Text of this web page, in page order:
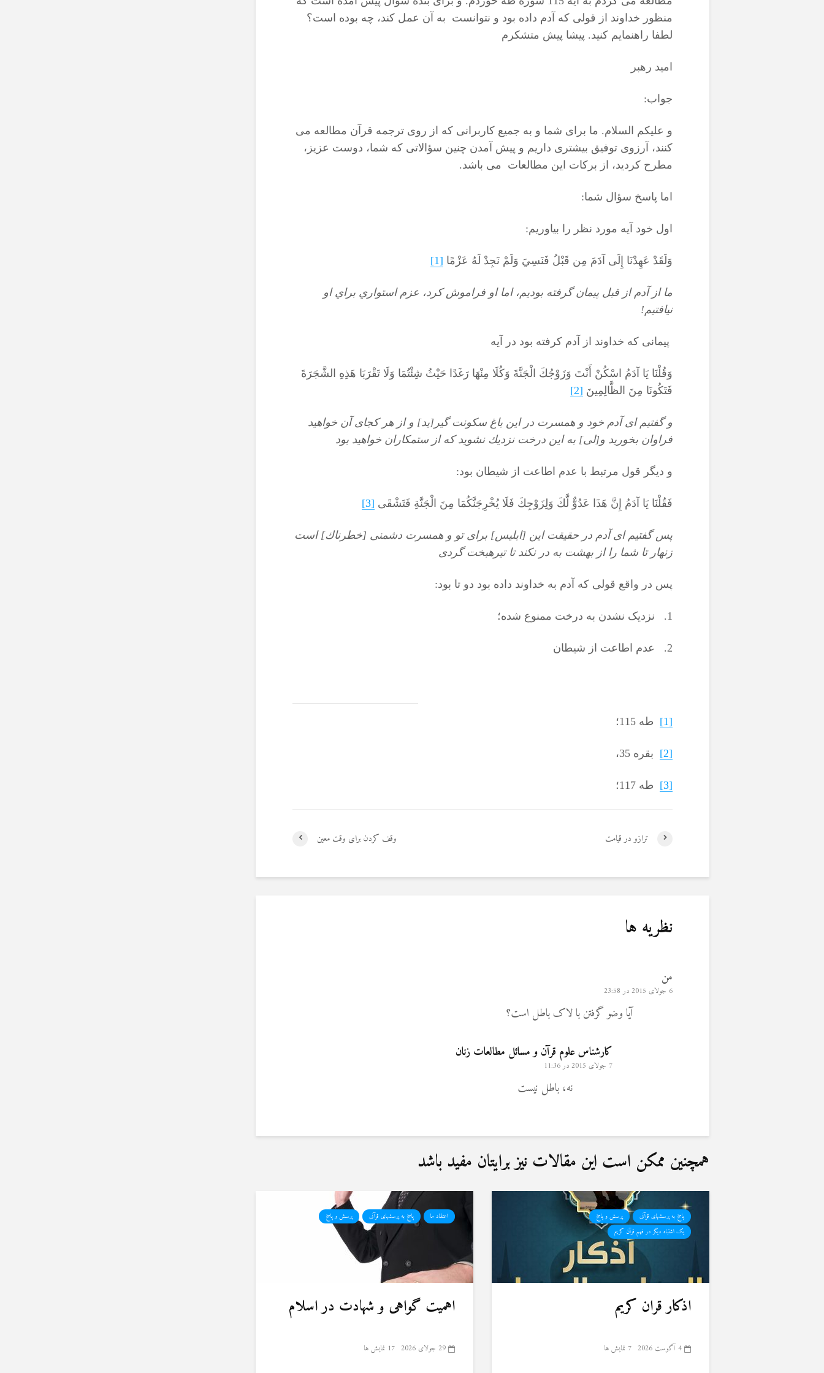
منظور خداوند از قولی که آدم داده بود و نتوانست به آن عمل کند، چه بوده است؟
لطفا راهنمایم کنید. پیشا پیش متشکرم
امید رهبر
جواب:
و علیکم السلام. ما برای شما و به جمیع کاربرانی که از روی ترجمه قرآن مطالعه می
کنند، آرزوی توفیق بیشتری داریم و پیش آمدن چنین سؤالاتی که شما، دوست عزیز،
مطرح کردید، از برکات این مطالعات می باشد.
اما پاسخ سؤال شما:
اول خود آیه مورد نظر را بیاوریم:
وَلَقَدْ عَهِدْنَا إِلَى آدَمَ مِن قَبْلُ فَنَسِيَ وَلَمْ نَجِدْ لَهُ عَزْمًا [1]
ما از آدم از قبل پيمان گرفته بوديم، اما او فراموش كرد، عزم استواري براي او
نيافتيم!
پیمانی که خداوند از آدم کرفته بود در آیه
وَقُلْنَا يَا آدَمُ اسْكُنْ أَنْتَ وَزَوْجُكَ الْجَنَّةَ وَكُلَا مِنْهَا رَغَدًا حَيْثُ شِئْتُمَا وَلَا تَقْرَبَا هَذِهِ الشَّجَرَةَ
فَتَكُونَا مِنَ الظَّالِمِينَ [2]
و گفتيم اى آدم خود و همسرت در اين باغ سكونت گير[يد] و از هر كجاى آن خواهيد
فراوان بخوريد و[لى] به اين درخت نزديك نشويد كه از ستمكاران خواهيد بود
و دیگر قول مرتبط با عدم اطاعت از شیطان بود:
فَقُلْنَا يَا آدَمُ إِنَّ هَذَا عَدُوٌّ لَّكَ وَلِزَوْجِكَ فَلَا يُخْرِجَنَّكُمَا مِنَ الْجَنَّةِ فَتَشْقَى [3]
پس گفتيم اى آدم در حقيقت اين [ابليس] براى تو و همسرت دشمنى [خطرناك] است
زنهار تا شما را از بهشت به در نكند تا تيره‏بخت گردى
پس در واقع قولی که آدم به خداوند داده بود دو تا بود:
1. نزدیک نشدن به درخت ممنوع شده؛
2. عدم اطاعت از شیطان
[1] طه 115؛
[2] بقره 35،
[3] طه 117؛
وقف کردن برای وقت معین ترازو در قیامت
نظریه ها
من
6 جولای 2015 در 23:58
آیا وضو گرفتن با لاک باطل است؟
کارشناس علوم قرآن و مسائل مطالعات زنان
7 جولای 2015 در 11:36
نه، باطل نیست
همچنین ممکن است این مقالات نیز برایتان مفید باشد
پاسخ به پرسشهای قرآنی
پرسش و پاسخ
یک اشتباه دیگر در فهم قرآن کریم
اذکار قران کریم
4 آگوست 2026 7 نمایش ها
اعتقاد ما پاسخ به پرسشهای قرآنی پرسش و پاسخ
اهمیت گواهی و شهادت در اسلام
29 جولای 2026 17 نمایش ها